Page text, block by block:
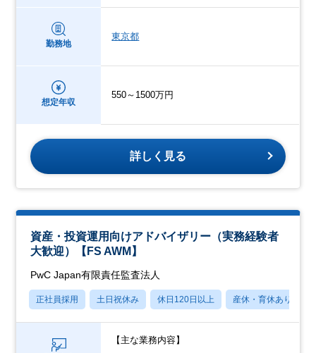
勤務地
東京都
想定年収
550～1500万円
詳しく見る
資産・投資運用向けアドバイザリー（実務経験者
大歓迎）【FS AWM】
PwC Japan有限責任監査法人
正社員採用 土日祝休み 休日120日以上 産休・育休あり
【主な業務内容】